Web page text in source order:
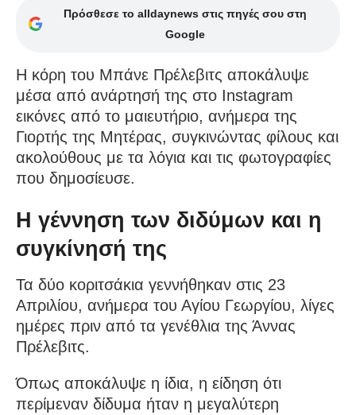
Πρόσθεσε το alldaynews στις πηγές σου στη
Google
Η κόρη του Μπάνε Πρέλεβιτς αποκάλυψε
μέσα από ανάρτησή της στο Instagram
εικόνες από το μαιευτήριο, ανήμερα της
Γιορτής της Μητέρας, συγκινώντας φίλους και
ακολούθους με τα λόγια και τις φωτογραφίες
που δημοσίευσε.
Η γέννηση των διδύμων και η
συγκίνησή της
Τα δύο κοριτσάκια γεννήθηκαν στις 23
Απριλίου, ανήμερα του Αγίου Γεωργίου, λίγες
ημέρες πριν από τα γενέθλια της Άννας
Πρέλεβιτς.
Όπως αποκάλυψε η ίδια, η είδηση ότι
περίμεναν δίδυμα ήταν η μεγαλύτερη